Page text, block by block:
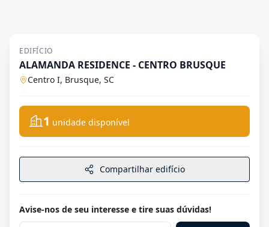
EDIFÍCIO
ALAMANDA RESIDENCE - CENTRO BRUSQUE
Centro I, Brusque, SC
1 unidade disponível
Compartilhar edifício
Avise-nos de seu interesse e tire suas dúvidas!